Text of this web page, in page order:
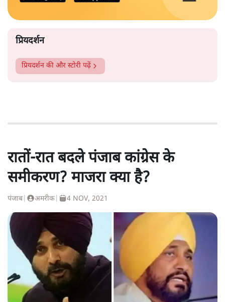
प्रियदर्शन
प्रियदर्शन की और स्टोरी पढ़ें
रातों-रात बदले पंजाब कांग्रेस के
समीकरण? माजरा क्या है?
पंजाब अमरीक 4 NOV, 2021